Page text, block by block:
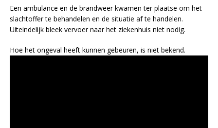
Een ambulance en de brandweer kwamen ter plaatse om het
slachtoffer te behandelen en de situatie af te handelen.
Uiteindelijk bleek vervoer naar het ziekenhuis niet nodig.
Hoe het ongeval heeft kunnen gebeuren, is niet bekend.